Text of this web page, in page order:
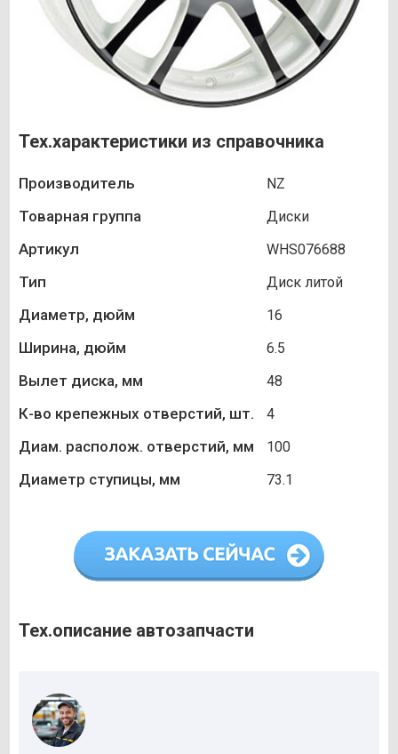
Тех.характеристики из справочника
Производитель NZ
Товарная группа Диски
Артикул WHS076688
Тип Диск литой
Диаметр, дюйм 16
Ширина, дюйм 6.5
Вылет диска, мм 48
К-во крепежных отверстий, шт. 4
Диам. располож. отверстий, мм 100
Диаметр ступицы, мм 73.1
Тех.описание автозапчасти